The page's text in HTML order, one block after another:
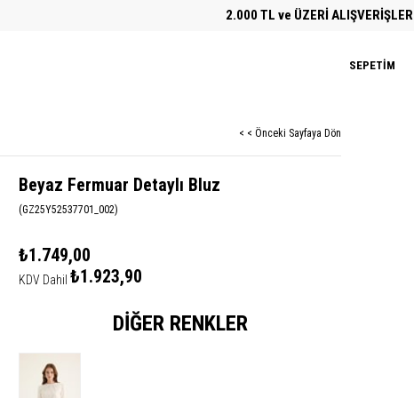
2.000 TL ve ÜZERİ ALIŞVERİŞLERDE
SEPETIM
< < Önceki Sayfaya Dön
Beyaz Fermuar Detaylı Bluz
(GZ25Y52537701_002)
₺1.749,00
KDV Dahil ₺1.923,90
DIĞER RENKLER